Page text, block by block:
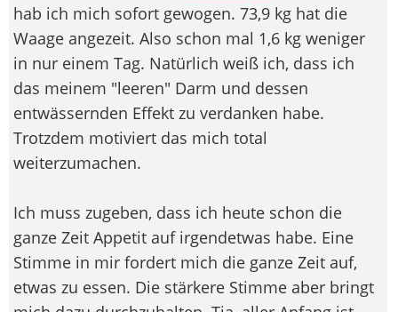
hab ich mich sofort gewogen. 73,9 kg hat die
Waage angezeit. Also schon mal 1,6 kg weniger
in nur einem Tag. Natürlich weiß ich, dass ich
das meinem "leeren" Darm und dessen
entwässernden Effekt zu verdanken habe.
Trotzdem motiviert das mich total
weiterzumachen.
Ich muss zugeben, dass ich heute schon die
ganze Zeit Appetit auf irgendetwas habe. Eine
Stimme in mir fordert mich die ganze Zeit auf,
etwas zu essen. Die stärkere Stimme aber bringt